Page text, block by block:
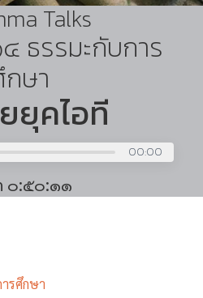
Talks
ธรรมะกับการ
ษา
ยุคไอที
00:00
๐:๕๐:๑๑
รศึกษา